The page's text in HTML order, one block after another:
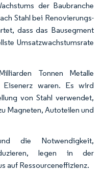
der Baubranche
Stahl bei Renovierungs-
dass das Bausegment
Umsatzwachstumsrate
Tonnen Metalle
waren. Es wird
von Stahl verwendet,
Magneten, Autoteilen und
die Notwendigkeit,
legen in der
auf Ressourceneffizienz.